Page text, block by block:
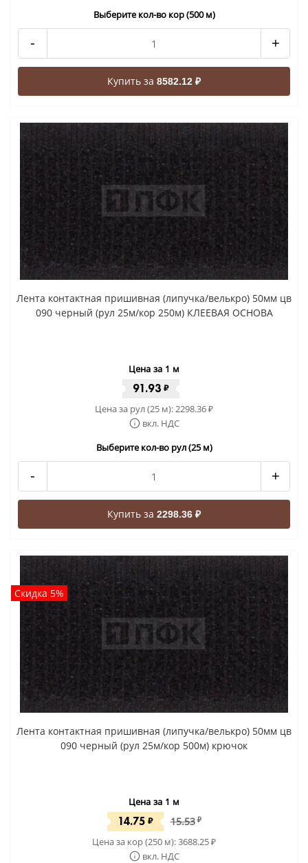
Выберите кол-во кор (500 м)
- +
Купить за 8582.12 ₽
Лента контактная пришивная (липучка/велькро) 50мм цв
090 черный (рул 25м/кор 250м) КЛЕЕВАЯ ОСНОВА
Цена за 1 м
91.93 ₽
Цена за рул (25 м):2298.36₽
вкл. НДС
Выберите кол-во рул (25 м)
- +
Купить за 2298.36 ₽
Скидка 5%
Лента контактная пришивная (липучка/велькро) 50мм цв
090 черный (рул 25м/кор 500м) крючок
Цена за 1 м
14.75 ₽ 15.53 ₽
Цена за кор (250 м):3688.25₽
вкл. НДС